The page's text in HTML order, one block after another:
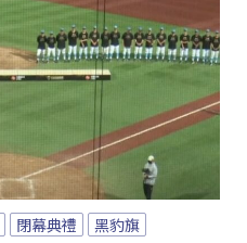
閉幕典禮 黑豹旗